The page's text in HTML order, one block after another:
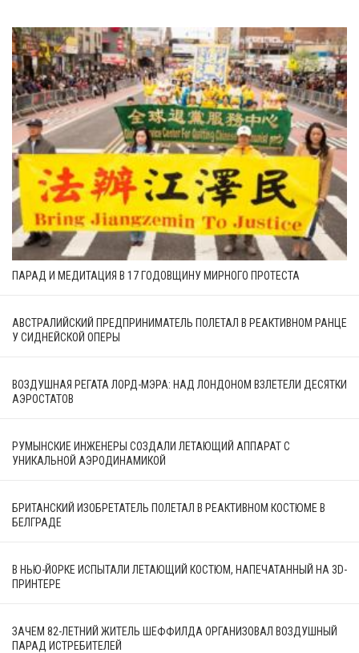
ПАРАД И МЕДИТАЦИЯ В 17 ГОДОВЩИНУ МИРНОГО ПРОТЕСТА
АВСТРАЛИЙСКИЙ ПРЕДПРИНИМАТЕЛЬ ПОЛЕТАЛ В РЕАКТИВНОМ РАНЦЕ
У СИДНЕЙСКОЙ ОПЕРЫ
ВОЗДУШНАЯ РЕГАТА ЛОРД-МЭРА: НАД ЛОНДОНОМ ВЗЛЕТЕЛИ ДЕСЯТКИ
АЭРОСТАТОВ
РУМЫНСКИЕ ИНЖЕНЕРЫ СОЗДАЛИ ЛЕТАЮЩИЙ АППАРАТ С
УНИКАЛЬНОЙ АЭРОДИНАМИКОЙ
БРИТАНСКИЙ ИЗОБРЕТАТЕЛЬ ПОЛЕТАЛ В РЕАКТИВНОМ КОСТЮМЕ В
БЕЛГРАДЕ
В НЬЮ-ЙОРКЕ ИСПЫТАЛИ ЛЕТАЮЩИЙ КОСТЮМ, НАПЕЧАТАННЫЙ НА 3D-
ПРИНТЕРЕ
ЗАЧЕМ 82-ЛЕТНИЙ ЖИТЕЛЬ ШЕФФИЛДА ОРГАНИЗОВАЛ ВОЗДУШНЫЙ
ПАРАД ИСТРЕБИТЕЛЕЙ